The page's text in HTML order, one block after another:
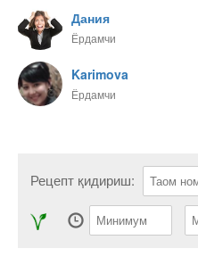
Дания
Ёрдамчи
Karimova
Ёрдамчи
Рецепт қидириш: